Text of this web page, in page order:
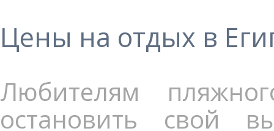
Цены на отдых в
Любителям
остановить свой